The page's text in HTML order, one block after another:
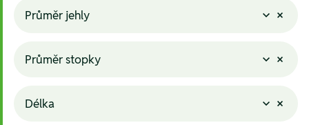
Průměr jehly
Průměr stopky
Délka